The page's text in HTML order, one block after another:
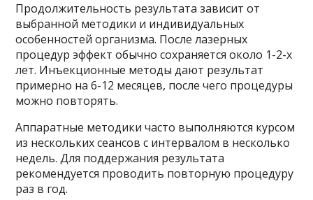
Продолжительность результата зависит от
выбранной методики и индивидуальных
особенностей организма. После лазерных
процедур эффект обычно сохраняется около 1-2-х
лет. Инъекционные методы дают результат
примерно на 6-12 месяцев, после чего процедуры
можно повторять.
Аппаратные методики часто выполняются курсом
из нескольких сеансов с интервалом в несколько
недель. Для поддержания результата
рекомендуется проводить повторную процедуру
раз в год.